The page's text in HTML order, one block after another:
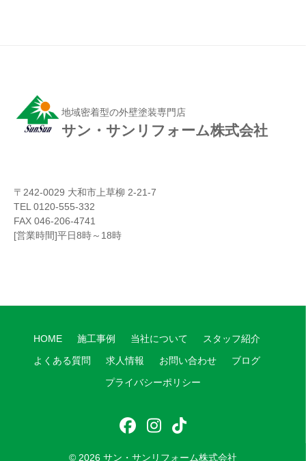
地域密着型の外壁塗装専門店
サン・サンリフォーム株式会社
〒242-0029 大和市上草柳 2-21-7
TEL 0120-555-332
FAX 046-206-4741
[営業時間]平日8時～18時
HOME 施工事例 当社について スタッフ紹介
よくある質問 求人情報 お問い合わせ ブログ
プライバシーポリシー
フ
イ
テ
© 2026 サン・サンリフォーム株式会社